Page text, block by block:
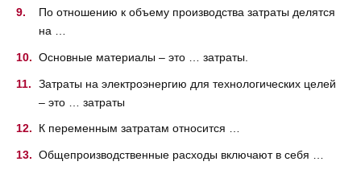
По отношению к объему производства затраты делятся
на …
Основные материалы – это … затраты.
Затраты на электроэнергию для технологических целей
– это … затраты
К переменным затратам относится …
Общепроизводственные расходы включают в себя …